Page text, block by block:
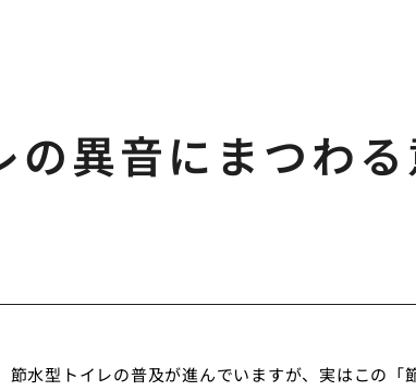
の異音にまつわ
節水型トイレの普及が進んでいますが、実はこの「